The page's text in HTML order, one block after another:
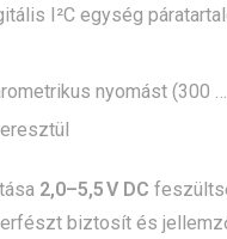
I²C egység
nyomást (300 …
2,0–5,5 V DC
biztosít és